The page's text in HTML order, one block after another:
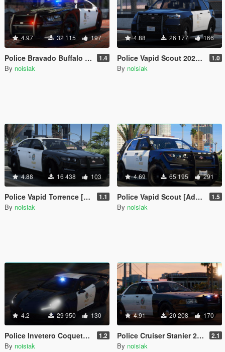
4.97 32 115 197
Police Bravado Buffalo S [Add-On / FiveM | Extras | Tuning | CallSign System] 1.4
By noisiak
4.88 26 177 166
Police Vapid Scout 2020 [Add-On / FiveM | Extras | CallSign System] 1.0
By noisiak
4.88 16 438 103
Police Vapid Torrence [Add-On / FiveM | Extras | Tuning | Unmarked] 1.1
By noisiak
4.69 65 195 291
Police Vapid Scout [Add-On / FiveM | Extras | Tuning | CallSign System | Rotating Spotlights] 1.5
By noisiak
4.2 29 950 130
Police Invetero Coquette [Add-On / FiveM | Extras | Tuning | CallSign System] 1.2
By noisiak
4.91 20 208 170
Police Cruiser Stanier 2nd Generation [Add-On / FiveM | Liveries | Extras | Tuning | CallSign System | Rotating Spotlights] 2.1
By noisiak